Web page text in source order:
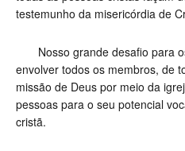
testemunho da misericórdia de
Nosso grande desafio para
envolver todos os membros, de
missão de Deus por meio da
pessoas para o seu potencial
cristã.